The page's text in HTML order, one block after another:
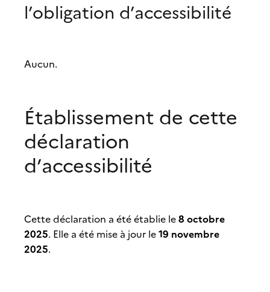
l’obligation d’accessibilité
Aucun.
Établissement de cette
déclaration
d’accessibilité
Cette déclaration a été établie le 8 octobre
2025. Elle a été mise à jour le 19 novembre
2025.